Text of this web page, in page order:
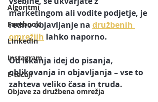
Algoritmi
Facebook
LInkedIn
Instagram
E-tečaji
Objave za družbena omrežja
marketingom ali vodite podjetje, je
redno objavljanje na družbenih
omrežjih lahko naporno.
Od iskanja idej do pisanja,
oblikovanja in objavljanja – vse to
zahteva veliko časa in truda.